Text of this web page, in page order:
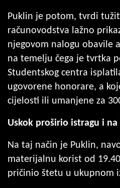
Puklin je potom, tvrdi
računovodstva lažno
njegovom nalogu obavile
na temelju čega je tvrtka
Studentskog centra
ugovorene honorare, a
cijelosti ili umanjene za
Uskok proširio istragu i na
Na taj način je Puklin,
materijalnu korist od
pričinio štetu u ukupnom